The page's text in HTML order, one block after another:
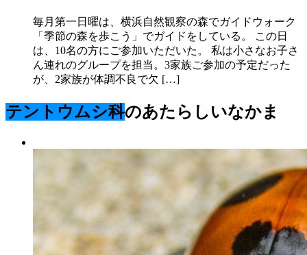
毎月第一日曜は、横浜自然観察の森でガイドウォーク
「季節の森を歩こう」でガイドをしている。 この日
は、10名の方にご参加いただいた。 私は小さなお子さ
ん連れのグループを担当。3家族ご参加の予定だった
が、2家族が体調不良で欠 […]
テントウムシ科のあたらしいなかま